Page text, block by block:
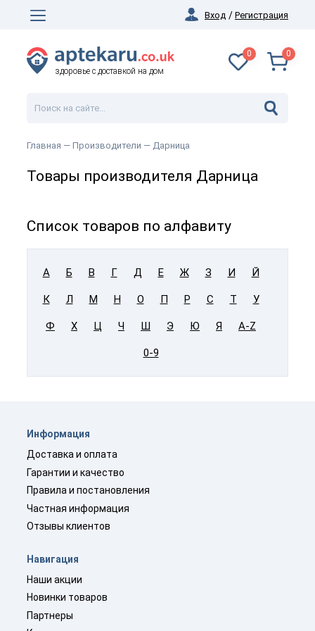
Вход / Регистрация
здоровье с доставкой на дом
0 0
Главная — Производители — Дарница
Товары производителя Дарница
Список товаров по алфавиту
А Б В Г Д Е Ж З И Й
К Л М Н О П Р С Т У
Ф Х Ц Ч Ш Э Ю Я A-Z
0-9
Информация
Доставка и оплата
Гарантии и качество
Правила и постановления
Частная информация
Отзывы клиентов
Навигация
Наши акции
Новинки товаров
Партнеры